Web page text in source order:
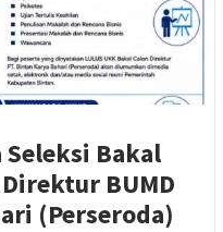
Bakal
BUMD
(Perseroda)